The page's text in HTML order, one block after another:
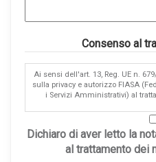
Consenso al
Ai sensi dell'art. 13, Reg. UE n.
sulla privacy e autorizzo FIASA
i Servizi Amministrativi) al
Dichiaro di aver letto la
al trattamento dei